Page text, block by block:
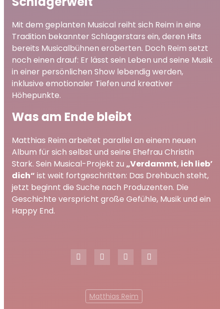
Mit dem geplanten Musical reiht sich Reim in eine
Tradition bekannter Schlagerstars ein, deren Hits
bereits Musicalbühnen eroberten. Doch Reim setzt
noch einen drauf: Er lässt sein Leben und seine Musik
in einer persönlichen Show lebendig werden,
inklusive emotionaler Tiefen und kreativer
Höhepunkte.
Was am Ende bleibt
Matthias Reim arbeitet parallel an einem neuen
Album für sich selbst und seine Ehefrau Christin
Stark. Sein Musical-Projekt zu „Verdammt, ich lieb’
dich“ ist weit fortgeschritten: Das Drehbuch steht,
jetzt beginnt die Suche nach Produzenten. Die
Geschichte verspricht große Gefühle, Musik und ein
Happy End.
Matthias Reim